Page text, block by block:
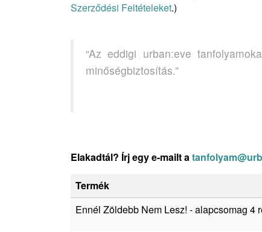
Szerződési Feltételeket.)
“Az eddigi urban:eve
minőségbiztosítás.”
Elakadtál? Írj egy e-mailt a
Termék
Ennél Zöldebb Nem Lesz! - alapcsomag 4